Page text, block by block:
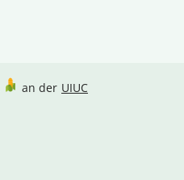
an der UIUC